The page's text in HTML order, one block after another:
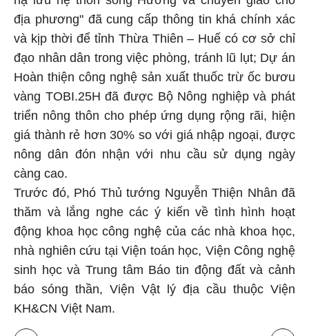
địa phương" đã cung cấp thông tin khá chính xác
và kịp thời để tỉnh Thừa Thiên – Huế có cơ sở chỉ
đạo nhân dân trong việc phòng, tránh lũ lụt; Dự án
Hoàn thiện công nghệ sản xuất thuốc trừ ốc bươu
vàng TOBI.25H đã được Bộ Nông nghiệp và phát
triển nông thôn cho phép ứng dụng rộng rãi, hiện
giá thành rẻ hơn 30% so với giá nhập ngoại, được
nông dân đón nhận với nhu cầu sử dụng ngày
càng cao.
Trước đó, Phó Thủ tướng Nguyễn Thiện Nhân đã
thăm và lắng nghe các ý kiến về tình hình hoạt
động khoa học công nghệ của các nhà khoa học,
nhà nghiên cứu tại Viện toán học, Viện Công nghệ
sinh học và Trung tâm Báo tin động đất và cảnh
báo sóng thần, Viện Vật lý địa cầu thuộc Viện
KH&CN Việt Nam.